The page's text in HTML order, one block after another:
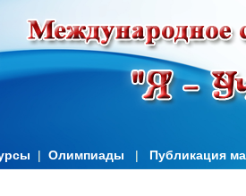
| Олимпиады | Публикация